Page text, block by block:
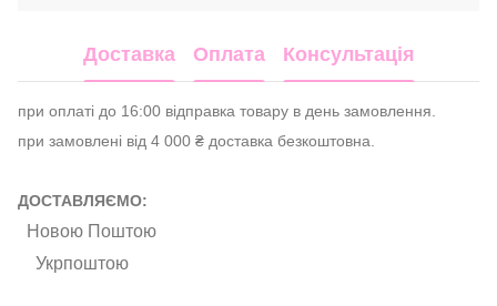
Доставка Оплата Консультація
при оплаті до 16:00 відправка товару в день замовлення.
при замовлені від 4 000 ₴ доставка безкоштовна.
ДОСТАВЛЯЄМО:
Новою Поштою
Укрпоштою